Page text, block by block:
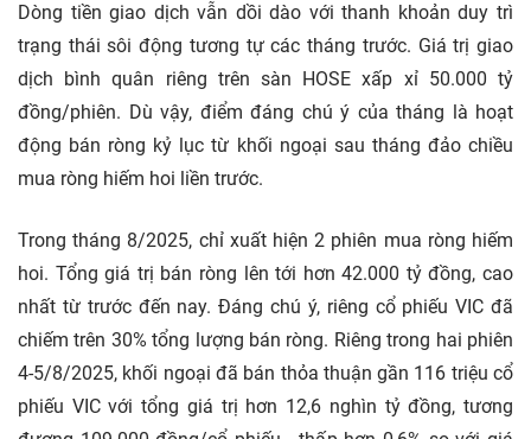
Dòng tiền giao dịch vẫn dồi dào với thanh khoản duy trì
trạng thái sôi động tương tự các tháng trước. Giá trị giao
dịch bình quân riêng trên sàn HOSE xấp xỉ 50.000 tỷ
đồng/phiên. Dù vậy, điểm đáng chú ý của tháng là hoạt
động bán ròng kỷ lục từ khối ngoại sau tháng đảo chiều
mua ròng hiếm hoi liền trước.
Trong tháng 8/2025, chỉ xuất hiện 2 phiên mua ròng hiếm
hoi. Tổng giá trị bán ròng lên tới hơn 42.000 tỷ đồng, cao
nhất từ trước đến nay. Đáng chú ý, riêng cổ phiếu VIC đã
chiếm trên 30% tổng lượng bán ròng. Riêng trong hai phiên
4-5/8/2025, khối ngoại đã bán thỏa thuận gần 116 triệu cổ
phiếu VIC với tổng giá trị hơn 12,6 nghìn tỷ đồng, tương